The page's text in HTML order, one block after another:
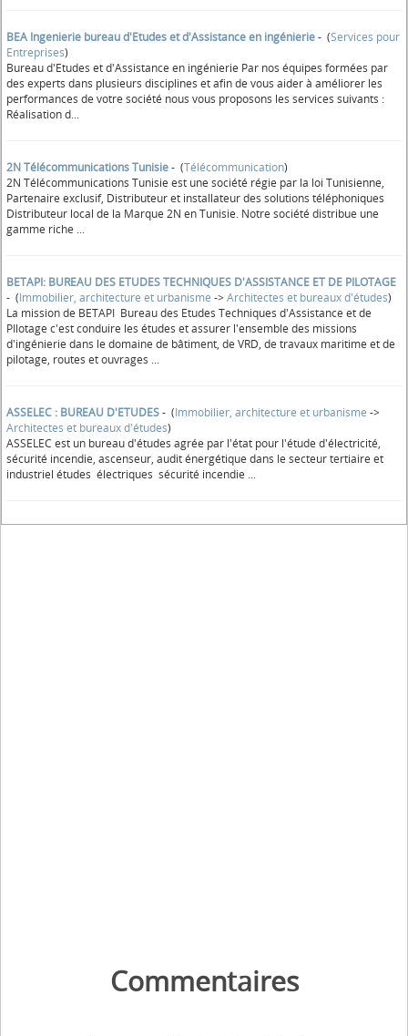
BEA Ingenierie bureau d'Etudes et d'Assistance en ingénierie- (Services pour
Entreprises)
Bureau d'Etudes et d'Assistance en ingénierie Par nos équipes formées par
des experts dans plusieurs disciplines et afin de vous aider à améliorer les
performances de votre société nous vous proposons les services suivants :
Réalisation d...
2N Télécommunications Tunisie- (Télécommunication)
2N Télécommunications Tunisie est une société régie par la loi Tunisienne,
Partenaire exclusif, Distributeur et installateur des solutions téléphoniques
Distributeur local de la Marque 2N en Tunisie. Notre société distribue une
gamme riche ...
BETAPI: BUREAU DES ETUDES TECHNIQUES D'ASSISTANCE ET DE PILOTAGE
- (Immobilier, architecture et urbanisme ->Architectes et bureaux d'études)
La mission de BETAPI Bureau des Etudes Techniques d'Assistance et de
PIlotage c'est conduire les études et assurer l'ensemble des missions
d'ingénierie dans le domaine de bâtiment, de VRD, de travaux maritime et de
pilotage, routes et ouvrages ...
ASSELEC : BUREAU D'ETUDES- (Immobilier, architecture et urbanisme ->
Architectes et bureaux d'études)
ASSELEC est un bureau d'études agrée par l'état pour l'étude d'électricité,
sécurité incendie, ascenseur, audit énergétique dans le secteur tertiaire et
industriel études électriques sécurité incendie ...
Commentaires